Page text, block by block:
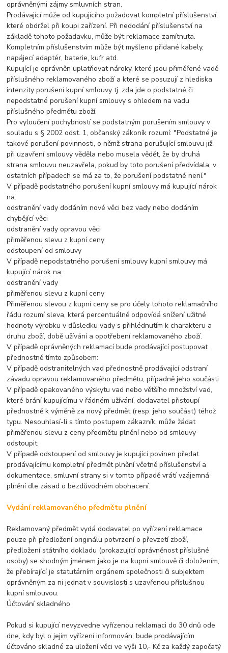
oprávněnými zájmy smluvních stran.
Prodávající může od kupujícího požadovat kompletní příslušenství,
které obdržel při koupi zařízení. Při nedodání příslušenství na
základě tohoto požadavku, může být reklamace zamítnuta.
Kompletním příslušenstvím může být myšleno přidané kabely,
napájecí adaptér, baterie, kufr atd.
Kupující je oprávněn uplatňovat nároky, které jsou přiměřené vadě
příslušného reklamovaného zboží a které se posuzují z hlediska
intenzity porušení kupní smlouvy tj. zda jde o podstatné či
nepodstatné porušení kupní smlouvy s ohledem na vadu
příslušného předmětu zboží.
Pro vyloučení pochybností se podstatným porušením smlouvy v
souladu s § 2002 odst. 1, občanský zákoník rozumí: "Podstatné je
takové porušení povinnosti, o němž strana porušující smlouvu již
při uzavření smlouvy věděla nebo musela vědět, že by druhá
strana smlouvu neuzavřela, pokud by toto porušení předvídala; v
ostatních případech se má za to, že porušení podstatné není."
V případě podstatného porušení kupní smlouvy má kupující nárok
na:
odstranění vady dodáním nové věci bez vady nebo dodáním
chybějící věci
odstranění vady opravou věci
přiměřenou slevu z kupní ceny
odstoupení od smlouvy
V případě nepodstatného porušení smlouvy kupní smlouvy má
kupující nárok na:
odstranění vady
přiměřenou slevu z kupní ceny
Přiměřenou slevou z kupní ceny se pro účely tohoto reklamačního
řádu rozumí sleva, která percentuálně odpovídá snížení užitné
hodnoty výrobku v důsledku vady s přihlédnutím k charakteru a
druhu zboží, době užívání a opotřebení reklamovaného zboží.
V případě oprávněných reklamací bude prodávající postupovat
přednostně tímto způsobem:
V případě odstranitelných vad přednostně prodávající odstraní
závadu opravou reklamovaného předmětu, případně jeho součásti
V případě opakovaného výskytu vad nebo většího množství vad,
které brání kupujícímu v řádném užívání, dodavatel přistoupí
přednostně k výměně za nový předmět (resp. jeho součást) téhož
typu. Nesouhlasí-li s tímto postupem zákazník, může žádat
přiměřenou slevu z ceny předmětu plnění nebo od smlouvy
odstoupit.
V případě odstoupení od smlouvy je kupující povinen předat
prodávajícímu kompletní předmět plnění včetně příslušenství a
dokumentace, smluvní strany si v tomto případě vrátí vzájemná
plnění dle zásad o bezdůvodném obohacení.
Vydání reklamovaného předmětu plnění
Reklamovaný předmět vydá dodavatel po vyřízení reklamace
pouze při předložení originálu potvrzení o převzetí zboží,
předložení státního dokladu (prokazující oprávněnost příslušné
osoby) se shodným jménem jako je na kupní smlouvě či doložením,
že přebírající je statutárním orgánem společnosti či subjektem
oprávněným za ni jednat v souvislosti s uzavřenou příslušnou
kupní smlouvou.
Účtování skladného
Pokud si kupující nevyzvedne vyřízenou reklamaci do 30 dnů ode
dne, kdy byl o jejím vyřízení informován, bude prodávajícím
účtováno skladné za uložení věci ve výši 10,- Kč za každý započatý